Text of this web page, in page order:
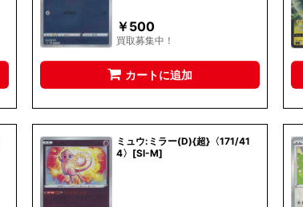
￥500
買取募集中！
カートに追加
ミュウ:ミラー(D){超}〈171/41
4〉[SI-M]